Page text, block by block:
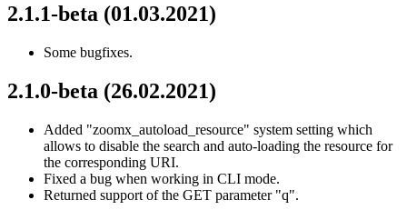
2.1.1-beta (01.03.2021)
Some bugfixes.
2.1.0-beta (26.02.2021)
Added "zoomx_autoload_resource" system setting which
allows to disable the search and auto-loading the resource for
the corresponding URI.
Fixed a bug when working in CLI mode.
Returned support of the GET parameter "q".